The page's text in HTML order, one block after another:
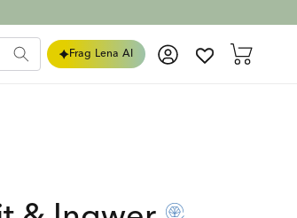
Frag Lena AI Einloggen Warenkorb